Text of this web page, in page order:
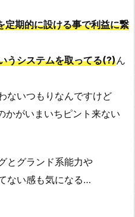
定期的に設ける事で利益に繋
うシステムを取ってる(?)ん
ないつもりなんですけど
かがいまいちピント来ない
とグランド系能力や
ない感も気になる…